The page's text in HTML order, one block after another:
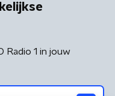
Radio 1 in jouw